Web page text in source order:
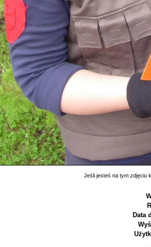
Jeśli jesteś na tym zdjęciu
Data